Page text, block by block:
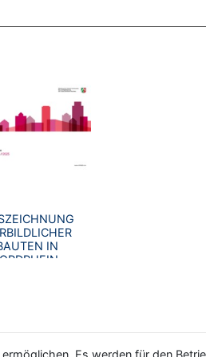
IN